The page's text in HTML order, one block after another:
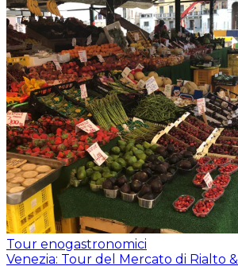
Tour enogastronomici
Venezia: Tour del Mercato di Rialto &